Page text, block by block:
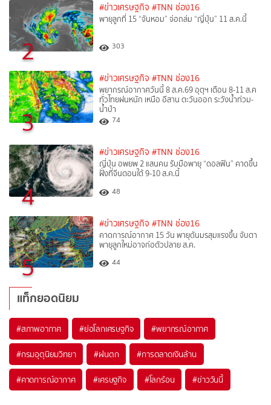
2
#ข่าวเศรษฐกิจ #TNN ช่อง16
พายุลูกที่ 15 “จันหอม” จ่อถล่ม “ญี่ปุ่น” 11 ส.ค.นี้
303
3
#ข่าวเศรษฐกิจ #TNN ช่อง16
พยากรณ์อากาศวันนี้ 8 ส.ค.69 อุตุฯ เตือน 8-11 ส.ค
ทั่วไทยฝนหนัก เหนือ อีสาน ตะวันออก ระวังน้ำท่วม-
น้ำป่า
74
4
#ข่าวเศรษฐกิจ #TNN ช่อง16
ญี่ปุ่น อพยพ 2 แสนคน รับมือพายุ “ดอลฟิน” คาดขึ้น
ฝั่งที่จีนตอนใต้ 9-10 ส.ค.นี้
48
5
#ข่าวเศรษฐกิจ #TNN ช่อง16
คาดการณ์อากาศ 15 วัน พายุดันมรสุมแรงขึ้น จับตา
พายุลูกใหม่อาจก่อตัวปลาย ส.ค.
44
แท็กยอดนิยม
#สภาพอากาศ #ย่อโลกเศรษฐกิจ #พยากรณ์อากาศ
#กรมอุตุนิยมวิทยา #ฝนตก #การตลาดเงินล้าน
#คาดการณ์อากาศ #เศรษฐกิจ #โลกร้อน #ข่าววันนี้